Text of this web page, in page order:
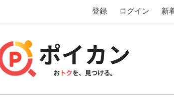
登録 ログイン 新